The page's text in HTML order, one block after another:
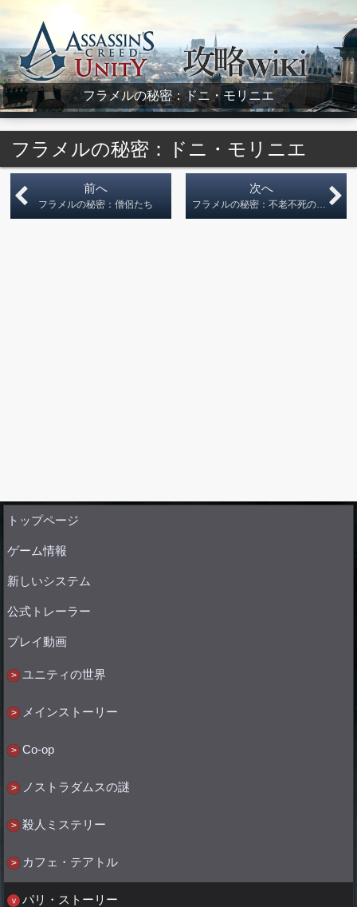
Assassin's Creed Unity Wiki
フラメルの秘密：ドニ・モリニエ
フラメルの秘密：ドニ・モリニエ
前へ
フラメルの秘密：僧侶たち
次へ
フラメルの秘密：不老不死のエリクサー
トップページ
ゲーム情報
新しいシステム
公式トレーラー
プレイ動画
ユニティの世界
メインストーリー
Co-op
ノストラダムスの謎
殺人ミステリー
カフェ・テアトル
パリ・ストーリー